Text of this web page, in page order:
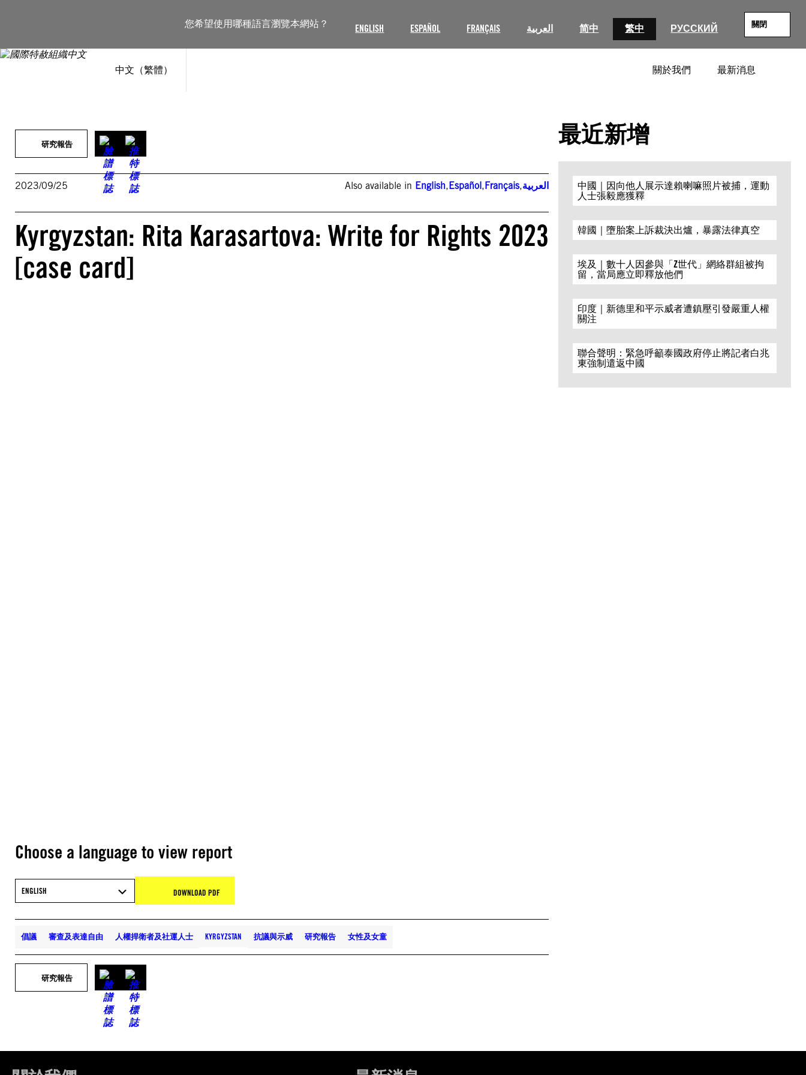
您希望使用哪種語言瀏覽本網站？ ENGLISH ESPAÑOL FRANÇAIS العربية 简中 繁中 РУССКИЙ 關閉
中文（繁體） 關於我們 最新消息
內
研究報告
2023/09/25 Also available in English,Español,Français,العربية
Kyrgyzstan: Rita Karasartova: Write for Rights 2023
[case card]
Choose a language to view report
ENGLISH DOWNLOAD PDF
倡議 審查及表達自由 人權捍衛者及社運人士 KYRGYZSTAN 抗議與示威 研究報告 女性及女童
研究報告
最近新增
中國｜因向他人展示達賴喇嘛照片被捕，運動
人士張毅應獲釋
韓國｜墮胎案上訴裁決出爐，暴露法律真空
埃及｜數十人因參與「Z世代」網絡群組被拘
留，當局應立即釋放他們
印度｜新德里和平示威者遭鎮壓引發嚴重人權
關注
聯合聲明：緊急呼籲泰國政府停止將記者白兆
東強制遣返中國